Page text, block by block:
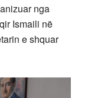
nga
Ismaili në
e shquar